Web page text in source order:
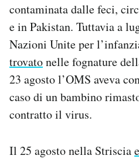
contaminata dalle feci,
e in Pakistan. Tuttavia a
Nazioni Unite per
trovatonelle fognature
23 agosto l’OMS aveva
caso di un bambino
contratto il virus.
Il 25 agosto nella Striscia